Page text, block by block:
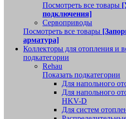
Посмотреть все товары
подключения]
Сервоприводы
Посмотреть все товары
арматура]
Коллекторы для отопления и
подкатегории
Rehau
Показать подкатегории
Для напольного
Для напольного
HKV-D
Для систем